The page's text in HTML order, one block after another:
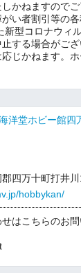
しかねますので
い者割引等の
型コロナウィ
する場合がご
じかねます。
洋堂ホビー館四
郡四万十町打井
hobbykan/
はこちらのお